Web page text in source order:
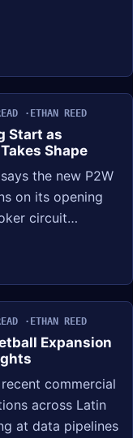
ETHAN REED
Start as
Shape
the new P2W
on its opening
circuit…
ETHAN REED
Expansion
commercial
across Latin
at data pipelines